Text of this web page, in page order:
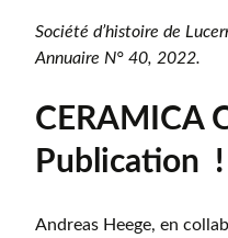
Société d’histoire de
Annuaire N° 40, 2022.
CERAMICA
Publication !
Andreas Heege, en